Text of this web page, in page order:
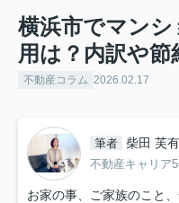
横浜市でマン
用は？内訳や
不動産コラム 2026.02.17
筆者 柴田 芙
不動産キャリア
お家の事、ご家族のこと